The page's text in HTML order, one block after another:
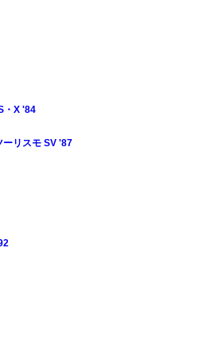
・X '84
ーリスモ SV '87